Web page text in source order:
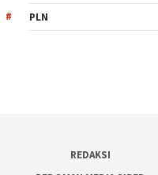
PLN
REDAKSI